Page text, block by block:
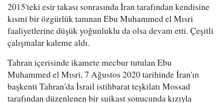
2015'teki esir takası sonrasında İran tarafından kendisine
kısmi bir özgürlük tanınan Ebu Muhammed el Mısri
faaliyetlerine düşük yoğunluklu da olsa devam etti. Çeşitli
çalışmalar kaleme aldı.
Tahran içerisinde ikamete mecbur tutulan Ebu
Muhammed el Mısri, 7 Ağustos 2020 tarihinde İran'ın
başkenti Tahran'da İsrail istihbarat teşkilatı Mossad
tarafından düzenlenen bir suikast sonucunda kızıyla